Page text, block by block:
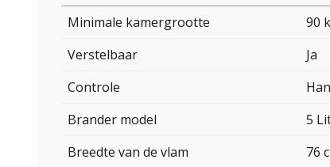
Minimale kamergrootte
90
Verstelbaar
Ja
Controle
Brander model
5
Breedte van de vlam
76